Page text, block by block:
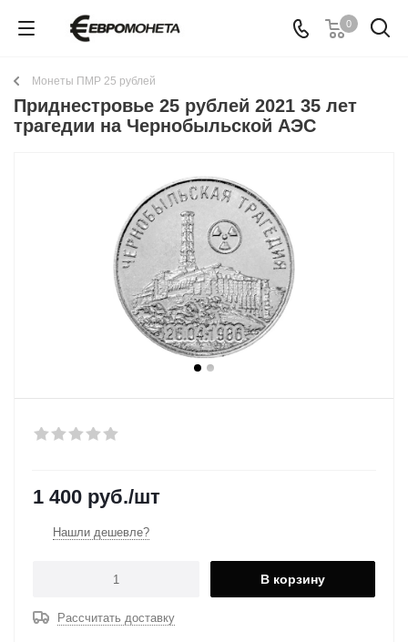
0
Монеты ПМР 25 рублей
Приднестровье 25 рублей 2021 35 лет
трагедии на Чернобыльской АЭС
1 400 руб./шт
Нашли дешевле?
В корзину
Рассчитать доставку